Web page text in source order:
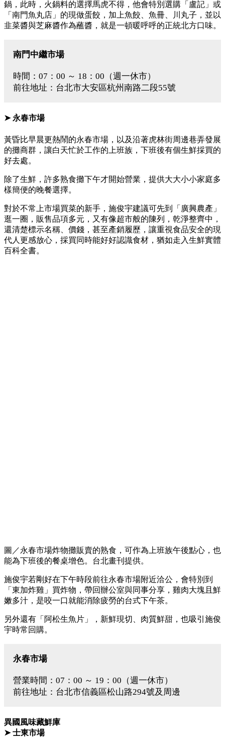
鍋，此時，火鍋料的選擇馬虎不得，他會特別選購「盧記」或
「南門魚丸店」的現做蛋餃，加上魚餃、魚冊、川丸子，並以
韭菜醬與芝麻醬作為蘸醬，就是一頓暖呼呼的正統北方口味。
南門中繼市場
時間：07：00 ～ 18：00（週一休市）
前往地址：台北市大安區杭州南路二段55號
➤ 永春市場
黃昏比早晨更熱鬧的永春市場，以及沿著虎林街周邊巷弄發展
的攤商群，讓白天忙於工作的上班族，下班後有個生鮮採買的
好去處。
除了生鮮，許多熟食攤下午才開始營業，提供大大小小家庭多
樣簡便的晚餐選擇。
對於不常上市場買菜的新手，施俊宇建議可先到「廣興農產」
逛一圈，販售品項多元，又有像超市般的陳列，乾淨整齊中，
還清楚標示名稱、價錢，甚至產銷履歷，讓重視食品安全的現
代人更感放心，採買同時能好好認識食材，猶如走入生鮮實體
百科全書。
圖／永春市場炸物攤販賣的熟食，可作為上班族午後點心，也
能為下班後的餐桌增色。台北畫刊提供。
施俊宇若剛好在下午時段前往永春市場附近洽公，會特別到
「東加炸雞」買炸物，帶回辦公室與同事分享，雞肉大塊且鮮
嫩多汁，是咬一口就能消除疲勞的台式下午茶。
另外還有「阿松生魚片」，新鮮現切、肉質鮮甜，也吸引施俊
宇時常回購。
永春市場
營業時間：07：00 ～ 19：00（週一休市）
前往地址：台北市信義區松山路294號及周邊
異國風味藏鮮庫
➤ 士東市場